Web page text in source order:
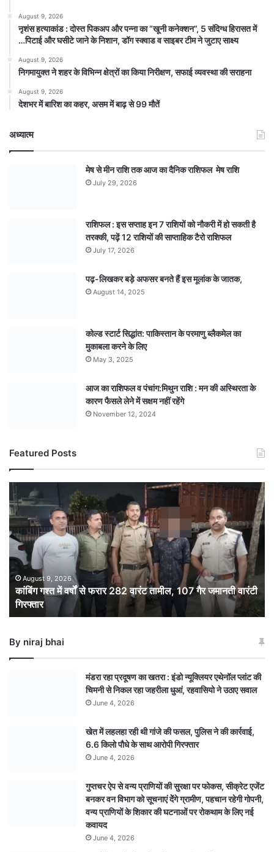
August 9, 2026
नृशंस हत्याकांड : दोस्त पिकअप और पन्ना का “खूनी कनेक्शन”, 5 संदिग्ध हिरासत में
…पिटाई और घसीटे जाने के निशान, डॉग स्क्वाड व साइबर टीम ने जुटाए साक्ष्य
August 9, 2026
निगमायुक्त ने शहर के विभिन्न क्षेत्रों का किया निरीक्षण, सफाई व्यवस्था की सराहना
August 9, 2026
देशभर में बारिश का कहर, असम में बाढ़ से 99 मौतें
अध्यात्म
मेष से मीन राशि तक आज का दैनिक राशिफल मेष राशि
July 29, 2026
राशिफल : इस सप्ताह इन 7 राशियों को नौकरी में हो सकती है
तरक्की, पढ़ें 12 राशियों की साप्ताहिक टैरो राशिफल
July 17, 2026
पढ़-लिखकर बड़े अफसर बनते हैं इस मूलांक के जातक,
August 14, 2025
कोल्ड स्टार्ट सिद्धांत: पाकिस्तान के परमाणु ब्लैकमेल का
मुकाबला करने के लिए
May 3, 2025
आज का राशिफल व पंचांग:मिथुन राशि : मन की अस्थिरता के
कारण फैसले लेने में सक्षम नहीं रहेंगे
November 12, 2024
Featured Posts
कांबिंग
गश्त
में
वर्षों
से
फरार
282
वारंट
तामील,
107
गैर
वारंटी
गिरफ्तार
August 9, 2026
कांबिंग गश्त में वर्षों से फरार 282 वारंट तामील, 107 गैर जमानती वारंटी
गिरफ्तार
By niraj bhai
मंडरा रहा प्रदूषण का खतरा : इंडो न्यूक्लियर एथेनॉल प्लांट की
चिमनी से निकल रहा जहरीला धुआं, रहवासियो ने उठाए सवाल
June 4, 2026
खेत में लहलहा रही थी गांजे की फसल, पुलिस ने की कार्रवाई,
6.6 किलो पौधे के साथ आरोपी गिरफ्तार
June 4, 2026
गुप्तचर ऐप से वन्य प्राणियों की सुरक्षा पर फोकस, सीक्रेट एजेंट
बनकर वन विभाग को सूचनाएं देेंगे ग्रामीण, पहचान रहेगी गोपनी,
वन्य प्राणियों के शिकार की घटनाओं पर रोकथाम के लिए नई
कवायद
June 4, 2026